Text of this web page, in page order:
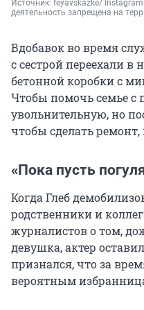
Источник: feyavskazke/ Instagram
деятельность запрещена на
Вдобавок во время
с сестрой переехали в
бетонной коробки с
Чтобы помочь семье с
увольнительную, но
чтобы сделать
«Пока пусть
Когда Глеб
родственники и
журналистов о том,
девушка, актер
признался, что за
вероятным